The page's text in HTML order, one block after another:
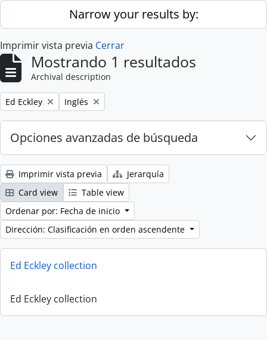
Skip to main contentNarrow your results by:
Imprimir vista previa Cerrar
Mostrando 1 resultados
Archival description
Remove filter:
Ed Eckley Remove filter:
Inglés
Opciones avanzadas de búsqueda
Imprimir vista previa
Jerarquía
Card view
Table view
Ordenar por: Fecha de inicio
Dirección: Clasificación en orden ascendente
Ed Eckley collection
Ed Eckley collection